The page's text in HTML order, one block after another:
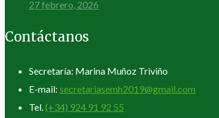
27 febrero, 2026
Contáctanos
Secretaría: Marina Muñoz Triviño
E-mail: secretariasemh2019@gmail.com
Tel. (+34) 924 91 92 55